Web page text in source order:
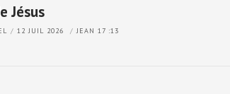
Jésus
12 JUIL 2026 JEAN 17 :13